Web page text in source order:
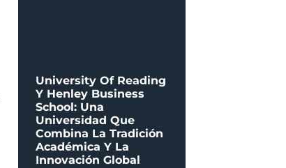
University Of Reading
Y Henley Business
School: Una
Universidad Que
Combina La Tradición
Académica Y La
Innovación Global